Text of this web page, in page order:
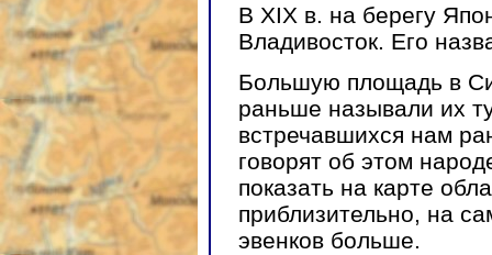
В XIX в. на берегу
Владивосток. Его
Большую площадь в
раньше называли их
встречавшихся нам
говорят об этом
показать на карте
приблизительно, на
эвенков больше.